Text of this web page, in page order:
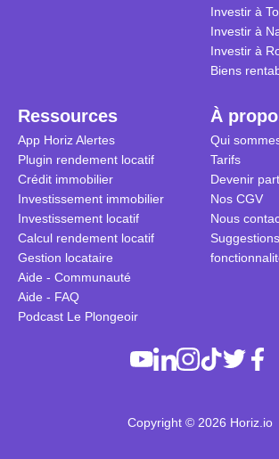
Investir à
Investir à
Investir à
Biens
Ressources
App Horiz Alertes
Plugin rendement locatif
Crédit immobilier
Investissement immobilier
Investissement locatif
Calcul rendement locatif
Gestion locataire
Aide - Communauté
Aide - FAQ
Podcast Le Plongeoir
À
Qui
Tarifs
Devenir
Nos CGV
Nous
Copyright © 2026 Horiz.io